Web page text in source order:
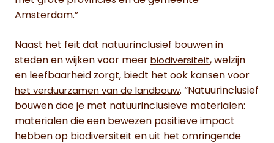
Amsterdam.”
Naast het feit dat natuurinclusief bouwen in
steden en wijken voor meer biodiversiteit, welzijn
en leefbaarheid zorgt, biedt het ook kansen voor
het verduurzamen van de landbouw. “Natuurinclusief
bouwen doe je met natuurinclusieve materialen:
materialen die een bewezen positieve impact
hebben op biodiversiteit en uit het omringende